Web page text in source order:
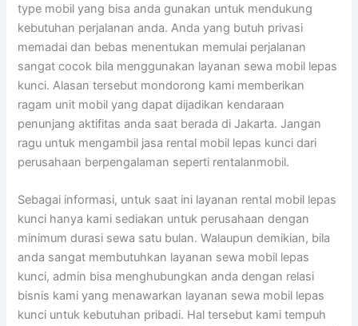
type mobil yang bisa anda gunakan untuk mendukung
kebutuhan perjalanan anda. Anda yang butuh privasi
memadai dan bebas menentukan memulai perjalanan
sangat cocok bila menggunakan layanan sewa mobil lepas
kunci. Alasan tersebut mondorong kami memberikan
ragam unit mobil yang dapat dijadikan kendaraan
penunjang aktifitas anda saat berada di Jakarta. Jangan
ragu untuk mengambil jasa rental mobil lepas kunci dari
perusahaan berpengalaman seperti rentalanmobil.
Sebagai informasi, untuk saat ini layanan rental mobil lepas
kunci hanya kami sediakan untuk perusahaan dengan
minimum durasi sewa satu bulan. Walaupun demikian, bila
anda sangat membutuhkan layanan sewa mobil lepas
kunci, admin bisa menghubungkan anda dengan relasi
bisnis kami yang menawarkan layanan sewa mobil lepas
kunci untuk kebutuhan pribadi. Hal tersebut kami tempuh